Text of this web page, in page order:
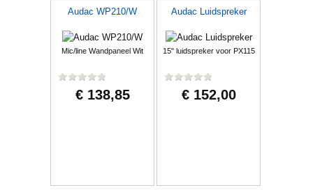
Audac WP210/W
Mic/line Wandpaneel Wit
€ 138,85
Audac Luidspreker
15" luidspreker voor PX115
€ 152,00